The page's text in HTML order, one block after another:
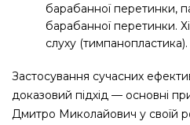
барабанної перетинки,
барабанної перетинки.
слуху (тимпанопластика).
Застосування сучасних
доказовий підхід — основні
Дмитро Миколайович у своїй